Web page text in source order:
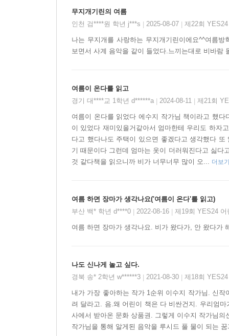
움직임을 표현했다. 그 위에 쭉쭉 뻗는 물, 터지
표현되었다.
여름의 울림 -2악장: 선과 점
움직이다 파랑이 빛을 받아 무지개가 된다. 물놀
풍경은 연필 선이 드러나는 담채로 시작했다가
나오고 아이들과 오케스트라가 번갈아 등장하며
모두 만끽할 수 있다.
수 있다. 148페이지의 방대한 그림책이지만 경
작업 과정을 생생하게 보고 들을 수 있는 QR 코
그림을 포스터로 활용해 벽에 붙일 수도 있다.
무지개기린의 여름
인천 검****원 학년 j***s
2025-08-07 제22회
나는 무지개를 사랑하는 무지개기린이에요^^여름
보면서 사계 음악을 같이 들었다.느끼는대로 비바
여름이 온다를 읽고
경기 대****교 1학년 d******a
2024-08-11 제21회
여름이 온다를 읽었다 에수지 작가님 책이라고 했
이 있었다 재미있을거같아서 엄마한테 우리도 하자
다고 했다나도 주택이 있으면 좋겠다고 생각했다
기 때문이다 그런데 엄마는 옷이 더러워진다고 싫다
것 같다책을 읽으니까 비가 너무너무 많이 오... 더보
여름 하면 장마가 생각나요('여름이 온다'를 읽고)
부산 백* 학년 d****0
2022-08-16 제19회 YES24
여름 하면 장마가 생각나요. 비가 왔다가, 안 왔다
나도 신나게 놀고 싶다.
경북 송* 2학년 w******3
2021-08-30 제18회
내가 가장 좋아하는 작가 1순위 이수지 작가님. 신
려 달라고. 음.왜 어린이 책은 다 비싼건지. 우리엄
사에서 받아온 문화 상품권. 그렇게 이수지 작가님
작가님을 통해 알게된 음악을 루시드 풀 물이 되는